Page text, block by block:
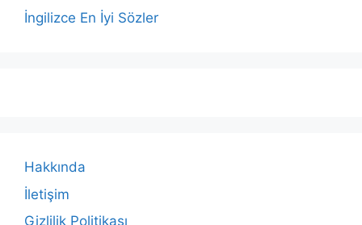
İngilizce En İyi Sözler
Hakkında
İletişim
Gizlilik Politikası